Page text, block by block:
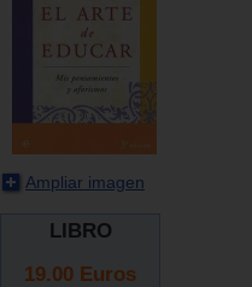
Ampliar imagen
LIBRO
19.00 Euros